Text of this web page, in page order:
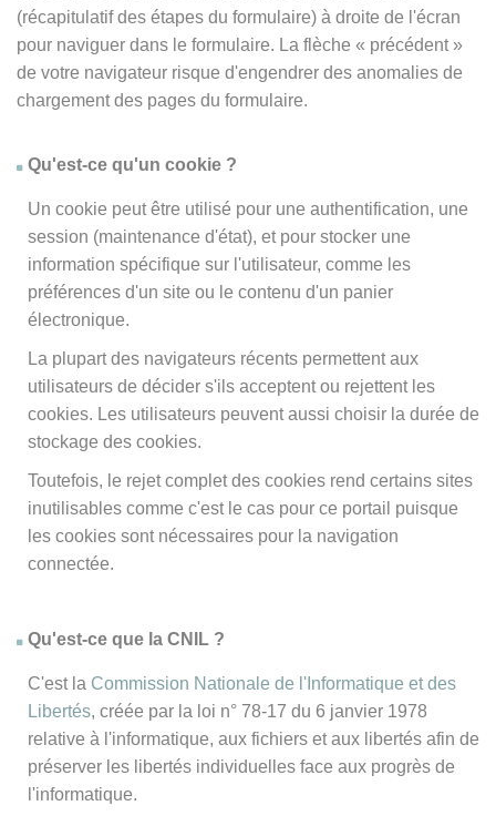
(récapitulatif des étapes du formulaire) à droite de l'écran
pour naviguer dans le formulaire. La flèche « précédent »
de votre navigateur risque d'engendrer des anomalies de
chargement des pages du formulaire.
Qu'est-ce qu'un cookie ?
Un cookie peut être utilisé pour une authentification, une
session (maintenance d'état), et pour stocker une
information spécifique sur l'utilisateur, comme les
préférences d'un site ou le contenu d'un panier
électronique.
La plupart des navigateurs récents permettent aux
utilisateurs de décider s'ils acceptent ou rejettent les
cookies. Les utilisateurs peuvent aussi choisir la durée de
stockage des cookies.
Toutefois, le rejet complet des cookies rend certains sites
inutilisables comme c'est le cas pour ce portail puisque
les cookies sont nécessaires pour la navigation
connectée.
Qu'est-ce que la CNIL ?
C'est la Commission Nationale de l'Informatique et des
Libertés, créée par la loi n° 78-17 du 6 janvier 1978
relative à l'informatique, aux fichiers et aux libertés afin de
préserver les libertés individuelles face aux progrès de
l'informatique.